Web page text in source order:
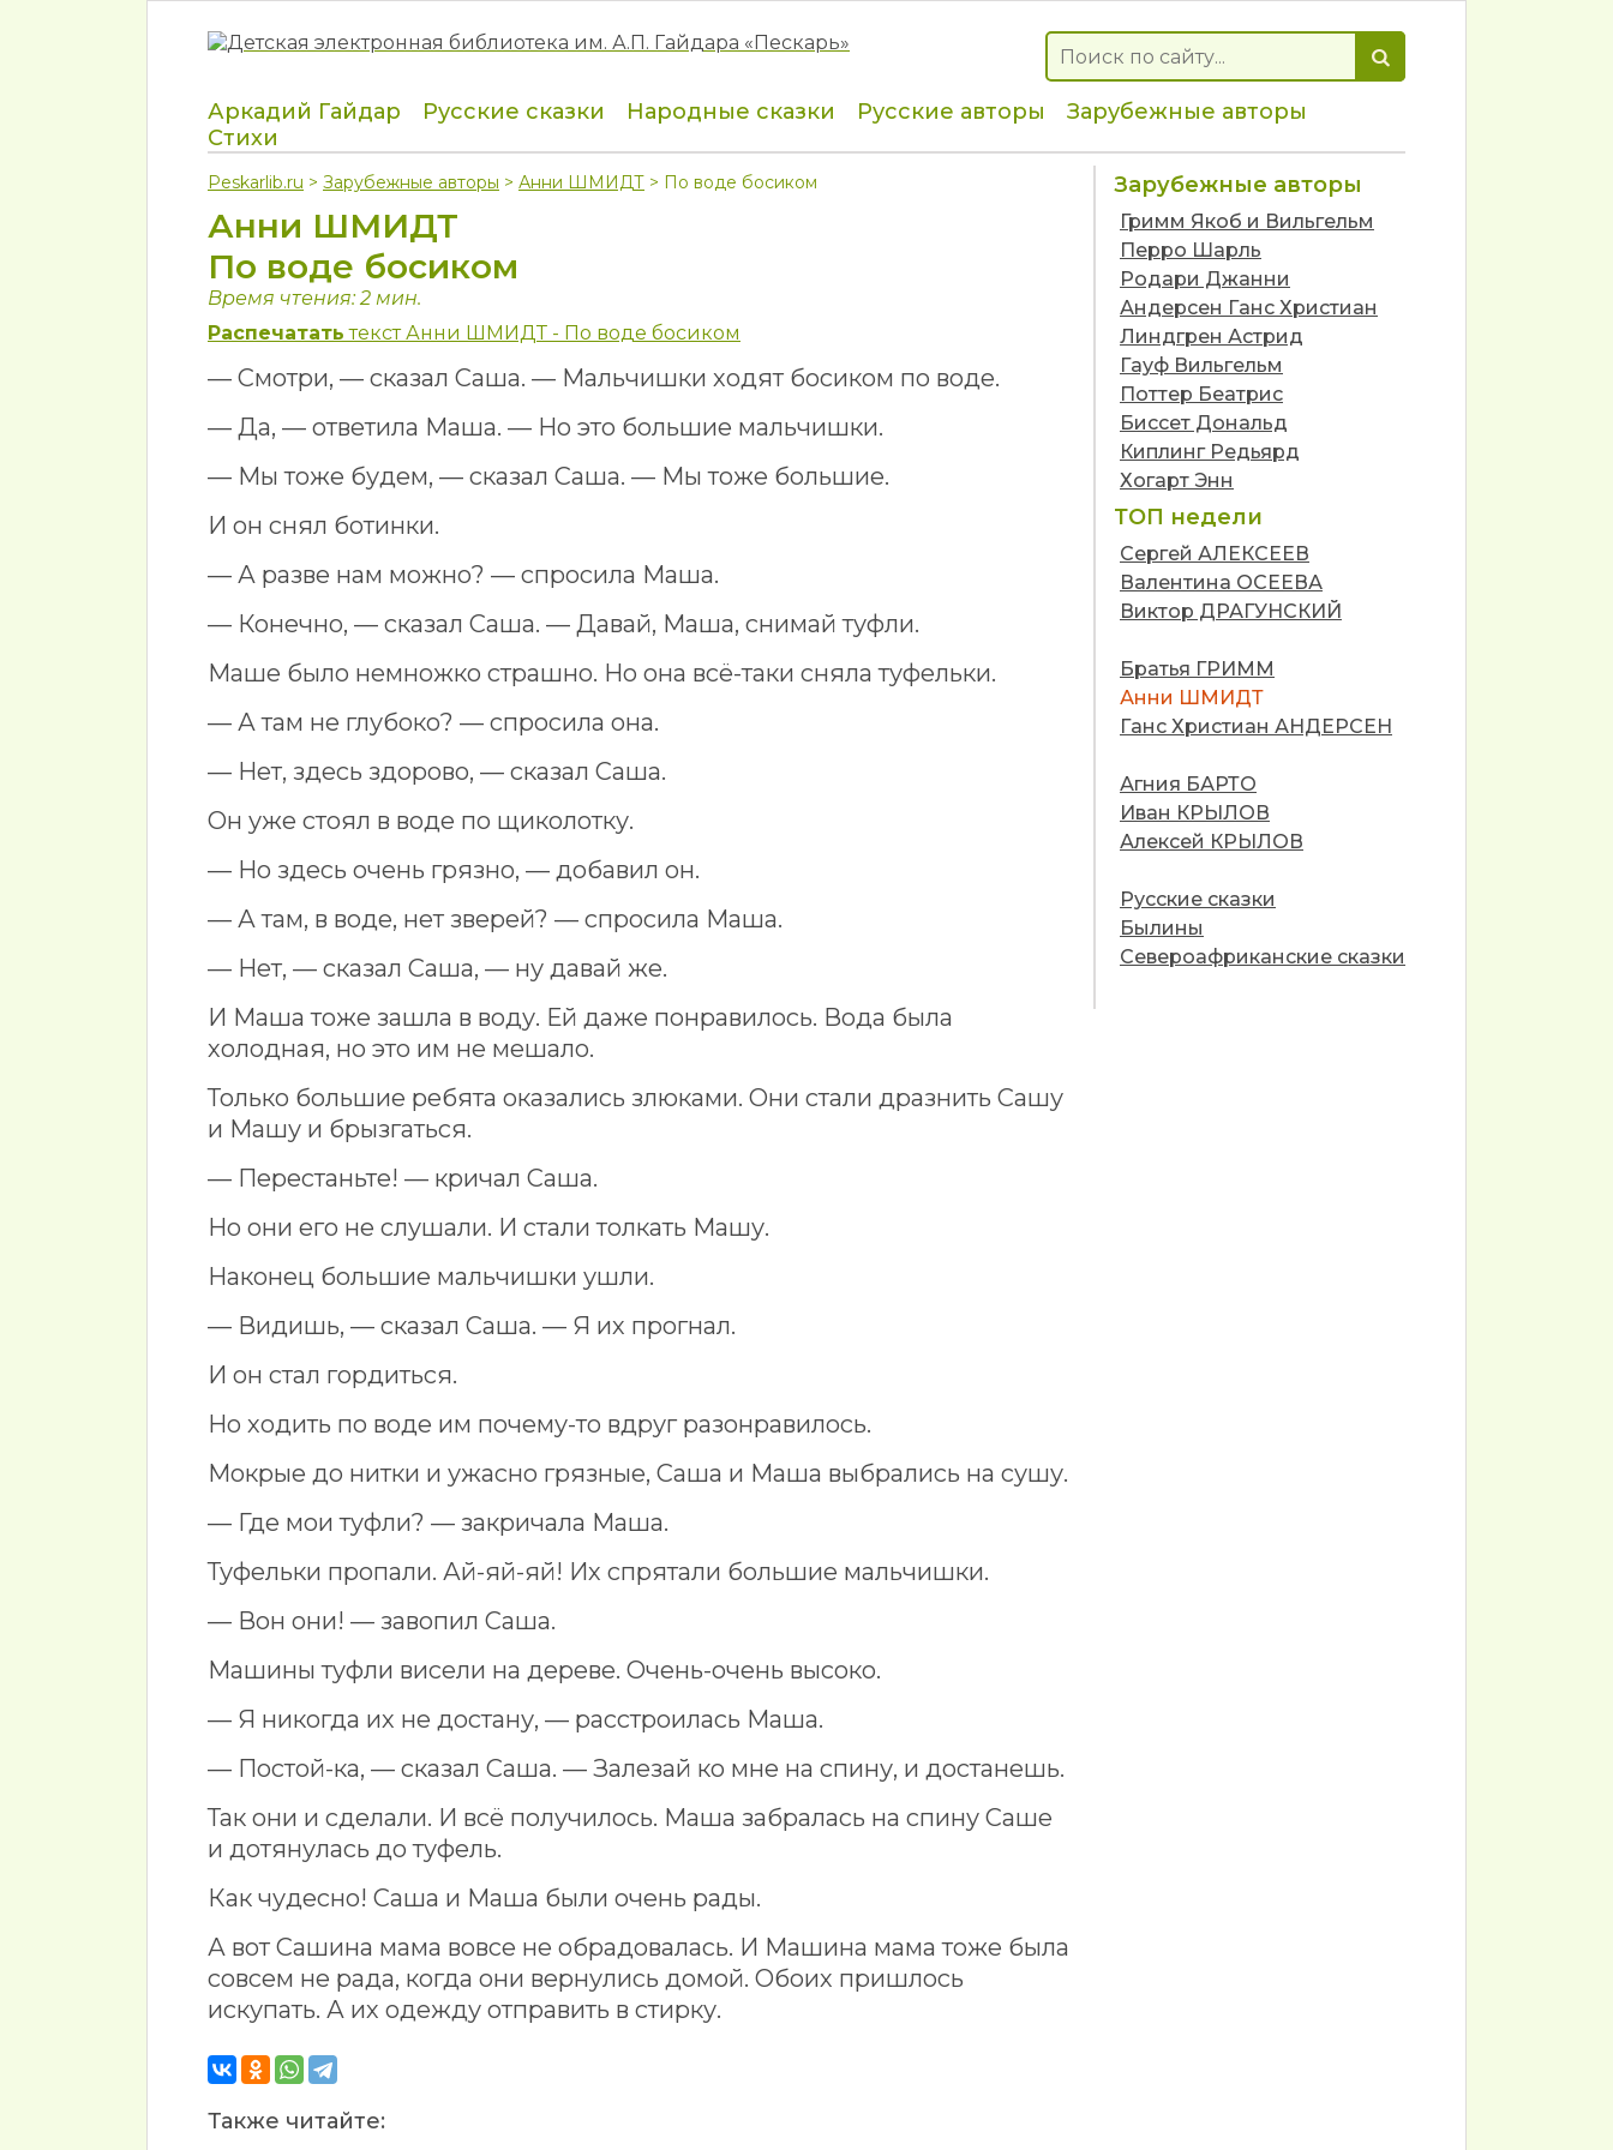
Аркадий Гайдар Русские сказки Народные сказки Русские авторы
Зарубежные авторы
Стихи
Peskarlib.ru > Зарубежные авторы > Анни ШМИДТ > По воде босиком
Анни ШМИДТ
По воде босиком
Время чтения: 2 мин.
Распечатать текст Анни ШМИДТ - По воде босиком
— Смотри, — сказал Саша. — Мальчишки ходят босиком по воде.
— Да, — ответила Маша. — Но это большие мальчишки.
— Мы тоже будем, — сказал Саша. — Мы тоже большие.
И он снял ботинки.
— А разве нам можно? — спросила Маша.
— Конечно, — сказал Саша. — Давай, Маша, снимай туфли.
Маше было немножко страшно. Но она всё-таки сняла туфельки.
— А там не глубоко? — спросила она.
— Нет, здесь здорово, — сказал Саша.
Он уже стоял в воде по щиколотку.
— Но здесь очень грязно, — добавил он.
— А там, в воде, нет зверей? — спросила Маша.
— Нет, — сказал Саша, — ну давай же.
И Маша тоже зашла в воду. Ей даже понравилось. Вода была
холодная, но это им не мешало.
Только большие ребята оказались злюками. Они стали дразнить Сашу
и Машу и брызгаться.
— Перестаньте! — кричал Саша.
Но они его не слушали. И стали толкать Машу.
Наконец большие мальчишки ушли.
— Видишь, — сказал Саша. — Я их прогнал.
И он стал гордиться.
Но ходить по воде им почему-то вдруг разонравилось.
Мокрые до нитки и ужасно грязные, Саша и Маша выбрались на сушу.
— Где мои туфли? — закричала Маша.
Туфельки пропали. Ай-яй-яй! Их спрятали большие мальчишки.
— Вон они! — завопил Саша.
Машины туфли висели на дереве. Очень-очень высоко.
— Я никогда их не достану, — расстроилась Маша.
— Постой-ка, — сказал Саша. — Залезай ко мне на спину, и достанешь.
Так они и сделали. И всё получилось. Маша забралась на спину Саше
и дотянулась до туфель.
Как чудесно! Саша и Маша были очень рады.
А вот Сашина мама вовсе не обрадовалась. И Машина мама тоже была
совсем не рада, когда они вернулись домой. Обоих пришлось
искупать. А их одежду отправить в стирку.
Также читайте:
Зарубежные авторы
Гримм Якоб и Вильгельм
Перро Шарль
Родари Джанни
Андерсен Ганс Христиан
Линдгрен Астрид
Гауф Вильгельм
Поттер Беатрис
Биссет Дональд
Киплинг Редьярд
Хогарт Энн
ТОП недели
Сергей АЛЕКСЕЕВ
Валентина ОСЕЕВА
Виктор ДРАГУНСКИЙ
Братья ГРИММ
Анни ШМИДТ
Ганс Христиан АНДЕРСЕН
Агния БАРТО
Иван КРЫЛОВ
Алексей КРЫЛОВ
Русские сказки
Былины
Североафриканские сказки